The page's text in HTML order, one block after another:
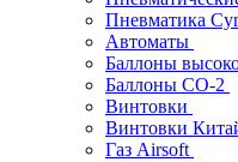
Пневматика
Автоматы
Баллоны
Баллоны СО-2
Винтовки
Винтовки
Газ Airsoft